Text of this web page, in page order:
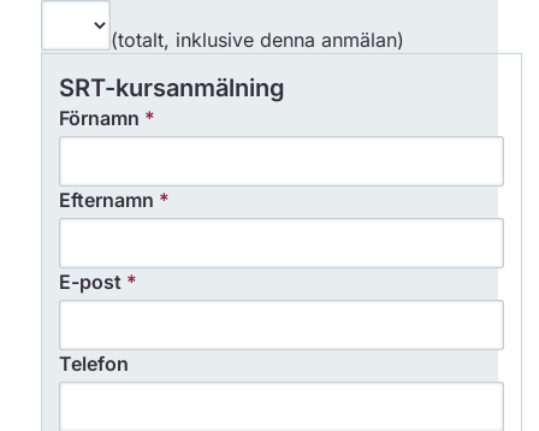
(totalt, inklusive denna anmälan)
SRT-kursanmälning
Förnamn *
Efternamn *
E-post *
Telefon